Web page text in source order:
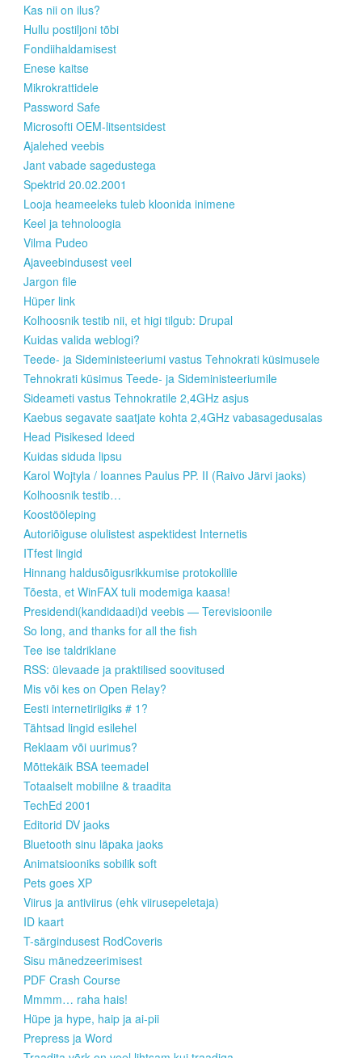
Kas nii on ilus?
Hullu postiljoni tõbi
Fondiihaldamisest
Enese kaitse
Mikrokrattidele
Password Safe
Microsofti OEM-litsentsidest
Ajalehed veebis
Jant vabade sagedustega
Spektrid 20.02.2001
Looja heameeleks tuleb kloonida inimene
Keel ja tehnoloogia
Vilma Pudeo
Ajaveebindusest veel
Jargon file
Hüper link
Kolhoosnik testib nii, et higi tilgub: Drupal
Kuidas valida weblogi?
Teede- ja Sideministeeriumi vastus Tehnokrati küsimusele
Tehnokrati küsimus Teede- ja Sideministeeriumile
Sideameti vastus Tehnokratile 2,4GHz asjus
Kaebus segavate saatjate kohta 2,4GHz vabasagedusalas
Head Pisikesed Ideed
Kuidas siduda lipsu
Karol Wojtyla / Ioannes Paulus PP. II (Raivo Järvi jaoks)
Kolhoosnik testib…
Koostööleping
Autoriõiguse olulistest aspektidest Internetis
ITfest lingid
Hinnang haldusõigusrikkumise protokollile
Tõesta, et WinFAX tuli modemiga kaasa!
Presidendi(kandidaadi)d veebis — Terevisioonile
So long, and thanks for all the fish
Tee ise taldriklane
RSS: ülevaade ja praktilised soovitused
Mis või kes on Open Relay?
Eesti internetiriigiks # 1?
Tähtsad lingid esilehel
Reklaam või uurimus?
Mõttekäik BSA teemadel
Totaalselt mobiilne & traadita
TechEd 2001
Editorid DV jaoks
Bluetooth sinu läpaka jaoks
Animatsiooniks sobilik soft
Pets goes XP
Viirus ja antiviirus (ehk viirusepeletaja)
ID kaart
T-särgindusest RodCoveris
Sisu mänedzeerimisest
PDF Crash Course
Mmmm… raha hais!
Hüpe ja hype, haip ja ai-pii
Prepress ja Word